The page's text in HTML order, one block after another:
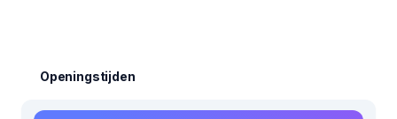
Openingstijden